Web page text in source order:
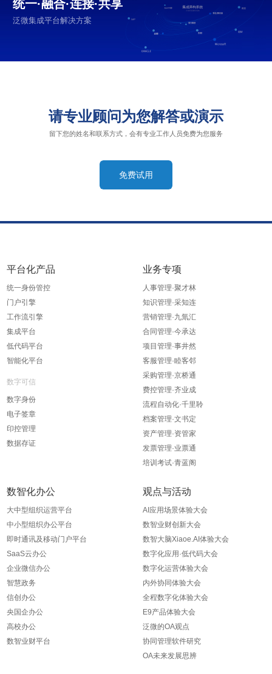
统一·融合·连接·共享
泛微集成平台解决方案
请专业顾问为您解答或演示
留下您的姓名和联系方式，会有专业工作人员免费为您服务
免费试用
平台化产品
统一身份管控
门户引擎
工作流引擎
集成平台
低代码平台
智能化平台
数字可信
数字身份
电子签章
印控管理
数据存证
业务专项
人事管理·聚才林
知识管理·采知连
营销管理·九氚汇
合同管理·今承达
项目管理·事井然
客服管理·睦客邻
采购管理·京桥通
费控管理·齐业成
流程自动化·千里聆
档案管理·文书定
资产管理·资管家
发票管理·业票通
培训考试·青蓝阁
数智化办公
大中型组织运营平台
中小型组织办公平台
即时通讯及移动门户平台
SaaS云办公
企业微信办公
智慧政务
信创办公
央国企办公
高校办公
数智业财平台
观点与活动
AI应用场景体验大会
数智业财创新大会
数智大脑Xiaoe.AI体验大会
数字化应用·低代码大会
数字化运营体验大会
内外协同体验大会
全程数字化体验大会
E9产品体验大会
泛微的OA观点
协同管理软件研究
OA未来发展思辨